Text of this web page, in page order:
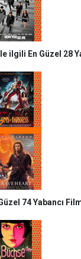
ilgili En Güzel 28
74 Yabancı